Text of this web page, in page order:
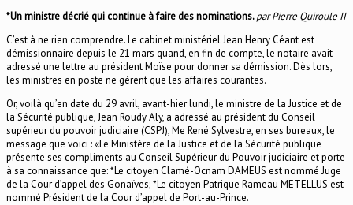
*Un ministre décrié qui continue à faire des nominations.par Pierre Quiroule II
C’est à ne rien comprendre. Le cabinet ministériel Jean Henry Céant est
démissionnaire depuis le 21 mars quand, en fin de compte, le notaire avait
adressé une lettre au président Moïse pour donner sa démission. Dès lors,
les ministres en poste ne gèrent que les affaires courantes.
Or, voilà qu’en date du 29 avril, avant-hier lundi, le ministre de la Justice et de
la Sécurité publique, Jean Roudy Aly, a adressé au président du Conseil
supérieur du pouvoir judiciaire (CSPJ), Me René Sylvestre, en ses bureaux, le
message que voici : «Le Ministère de la Justice et de la Sécurité publique
présente ses compliments au Conseil Supérieur du Pouvoir judiciaire et porte
à sa connaissance que: *Le citoyen Clamé-Ocnam DAMEUS est nommé Juge
de la Cour d’appel des Gonaïves; *Le citoyen Patrique Rameau METELLUS est
nommé Président de la Cour d’appel de Port-au-Prince.